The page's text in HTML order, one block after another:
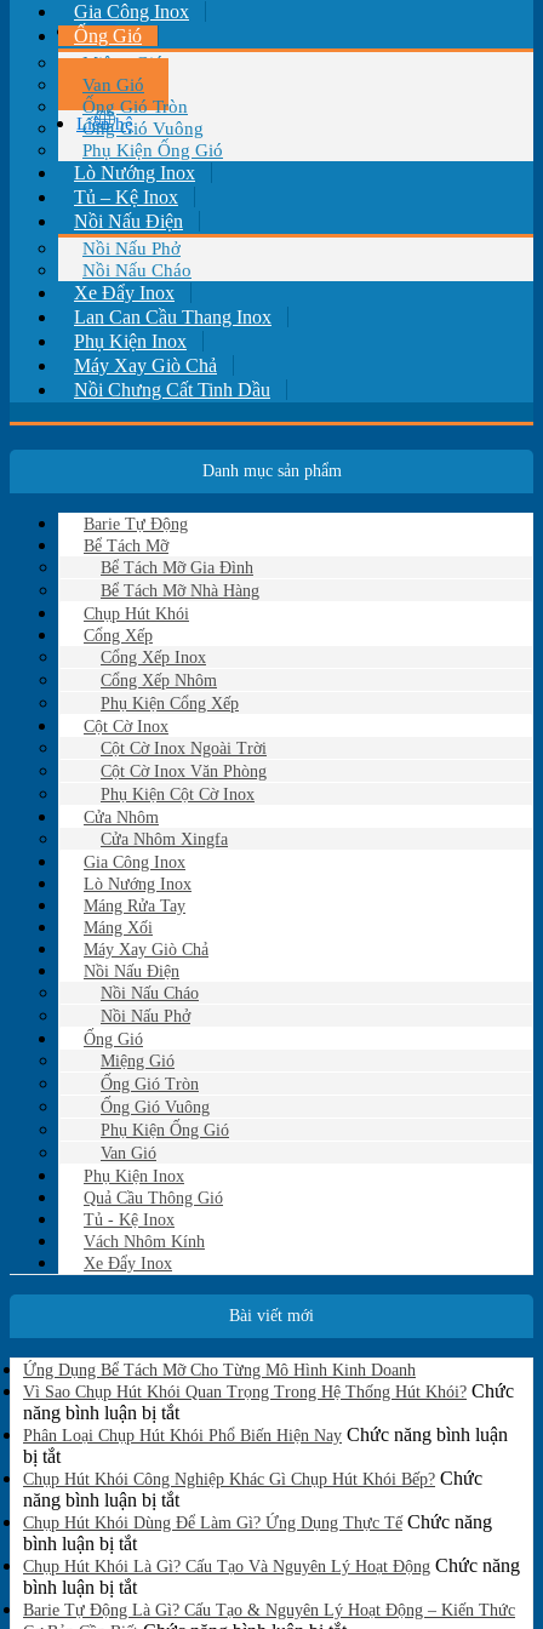
Tin tức
Liên hệ
Gia Công Inox
Ống Gió
Miệng Gió
Van Gió
Ống Gió Tròn
Ống Gió Vuông
Phụ Kiện Ống Gió
Lò Nướng Inox
Tủ – Kệ Inox
Nồi Nấu Điện
Nồi Nấu Phở
Nồi Nấu Cháo
Xe Đẩy Inox
Lan Can Cầu Thang Inox
Phụ Kiện Inox
Máy Xay Giò Chả
Nồi Chưng Cất Tinh Dầu
Danh mục sản phẩm
Barie Tự Động
Bể Tách Mỡ
Bể Tách Mỡ Gia Đình
Bể Tách Mỡ Nhà Hàng
Chụp Hút Khói
Cổng Xếp
Cổng Xếp Inox
Cổng Xếp Nhôm
Phụ Kiện Cổng Xếp
Cột Cờ Inox
Cột Cờ Inox Ngoài Trời
Cột Cờ Inox Văn Phòng
Phụ Kiện Cột Cờ Inox
Cửa Nhôm
Cửa Nhôm Xingfa
Gia Công Inox
Lò Nướng Inox
Máng Rửa Tay
Máng Xối
Máy Xay Giò Chả
Nồi Nấu Điện
Nồi Nấu Cháo
Nồi Nấu Phở
Ống Gió
Miệng Gió
Ống Gió Tròn
Ống Gió Vuông
Phụ Kiện Ống Gió
Van Gió
Phụ Kiện Inox
Quả Cầu Thông Gió
Tủ - Kệ Inox
Vách Nhôm Kính
Xe Đẩy Inox
Bài viết mới
Ứng Dụng Bể Tách Mỡ Cho Từng Mô Hình Kinh Doanh
có
bình
luận
ở
Dụng
Tách
Cho
Từng
Hình
Vì Sao Chụp Hút Khói Quan Trọng Trong Hệ Thống Hút Khói? Chức
năng bình luận bị tắtở
Vì
Chụp
Hút
Khói
Trọng
Hệ
Phân Loại Chụp Hút Khói Phổ Biến Hiện Nay Chức năng bình luận
bị tắtở
Phân
Loại
Chụp
Hút
Khói
Phổ
Biến
Chụp Hút Khói Công Nghiệp Khác Gì Chụp Hút Khói Bếp? Chức
năng bình luận bị tắtở
Chụp
Khói
Nghiệp
Chụp Hút Khói Dùng Để Làm Gì? Ứng Dụng Thực Tế Chức năng
bình luận bị tắtở
Chụp
Hút
Khói
Chụp Hút Khói Là Gì? Cấu Tạo Và Nguyên Lý Hoạt Động Chức năng
bình luận bị tắtở
Chụp
Barie Tự Động Là Gì? Cấu Tạo & Nguyên Lý Hoạt Động – Kiến Thức